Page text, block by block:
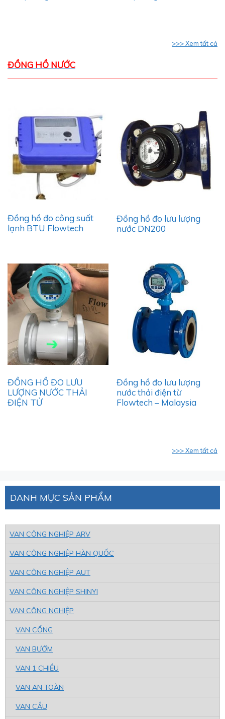
>>> Xem tất cả
ĐỒNG HỒ NƯỚC
Đồng hồ đo công suất
lạnh BTU Flowtech
Đồng hồ đo lưu lượng
nước DN200
ĐỒNG HỒ ĐO LƯU
LƯỢNG NƯỚC THẢI
ĐIỆN TỬ
Đồng hồ đo lưu lượng
nước thải điện từ
Flowtech – Malaysia
>>> Xem tất cả
DANH MỤC SẢN PHẨM
VAN CÔNG NGHIỆP ARV
VAN CÔNG NGHIỆP HÀN QUỐC
VAN CÔNG NGHIỆP AUT
VAN CÔNG NGHIỆP SHINYI
VAN CÔNG NGHIỆP
VAN CỔNG
VAN BƯỚM
VAN 1 CHIỀU
VAN AN TOÀN
VAN CẦU